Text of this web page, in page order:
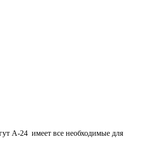
А-24 имеет все необходимые для